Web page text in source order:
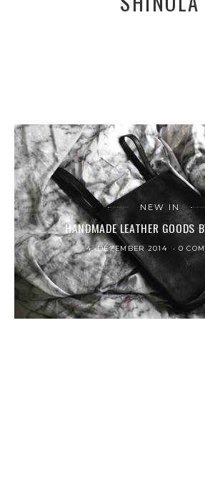
NEW IN
HANDMADE LEATHER GOODS
4. DEZEMBER 2014 0